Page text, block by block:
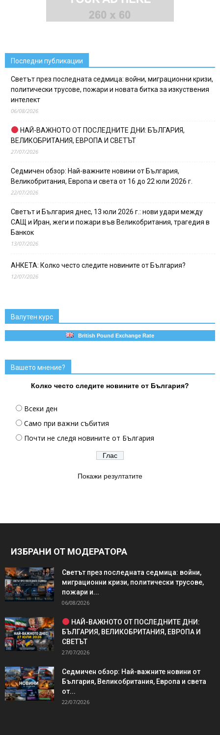
Последни публикации
Светът през последната седмица: войни, миграционни кризи,
политически трусове, пожари и новата битка за изкуствения
интелект
06/08/2026
НАЙ-ВАЖНОТО ОТ ПОСЛЕДНИТЕ ДНИ: БЪЛГАРИЯ,
ВЕЛИКОБРИТАНИЯ, ЕВРОПА И СВЕТЪТ
27/07/2026
Седмичен обзор: Най-важните новини от България,
Великобритания, Европа и света от 16 до 22 юли 2026 г.
22/07/2026
Светът и България днес, 13 юли 2026 г.: нови удари между
САЩ и Иран, жеги и пожари във Великобритания, трагедия в
Банкок
13/07/2026
АНКЕТА: Колко често следите новините от България?
12/07/2026
Валутен курс
British Pound Exchange Rate
Вашето мнение?
Колко често следите новините от България?
Всеки ден
Само при важни събития
Почти не следя новините от България
Покажи резултатите
ИЗБРАНИ ОТ МОДЕРАТОРА
Светът през последната седмица: войни,
миграционни кризи, политически трусове,
пожари и...
06/08/2026
НАЙ-ВАЖНОТО ОТ ПОСЛЕДНИТЕ ДНИ:
БЪЛГАРИЯ, ВЕЛИКОБРИТАНИЯ, ЕВРОПА И
СВЕТЪТ
27/07/2026
Седмичен обзор: Най-важните новини от
България, Великобритания, Европа и света
от...
22/07/2026